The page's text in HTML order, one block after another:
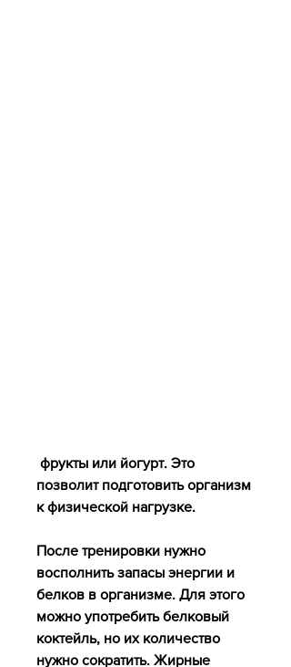
позволит подготовить организм
к физической нагрузке.
После тренировки нужно
восполнить запасы энергии и
белков в организме. Для этого
можно употребить белковый
коктейль, но их количество
нужно сократить. Жирные